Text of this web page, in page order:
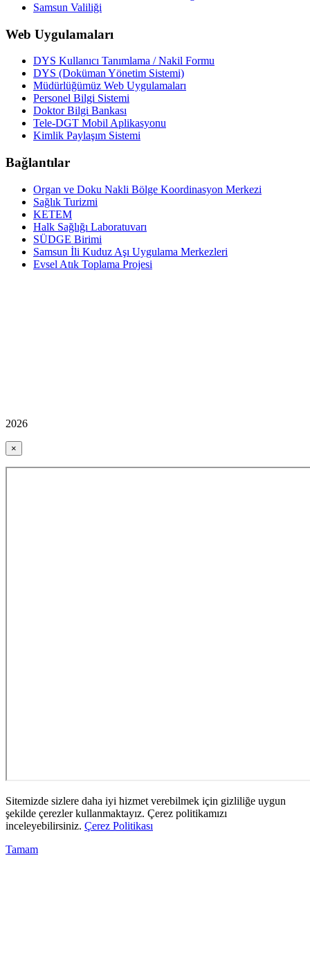
Samsun Valiliği
Web Uygulamaları
DYS Kullanıcı Tanımlama / Nakil Formu
DYS (Doküman Yönetim Sistemi)
Müdürlüğümüz Web Uygulamaları
Personel Bilgi Sistemi
Doktor Bilgi Bankası
Tele-DGT Mobil Aplikasyonu
Kimlik Paylaşım Sistemi
Bağlantılar
Organ ve Doku Nakli Bölge Koordinasyon Merkezi
Sağlık Turizmi
KETEM
Halk Sağlığı Laboratuvarı
SÜDGE Birimi
Samsun İli Kuduz Aşı Uygulama Merkezleri
Evsel Atık Toplama Projesi
2026
×
Sitemizde sizlere daha iyi hizmet verebilmek için gizliliğe uygun
şekilde çerezler kullanmaktayız. Çerez politikamızı
inceleyebilirsiniz. Çerez Politikası
Tamam